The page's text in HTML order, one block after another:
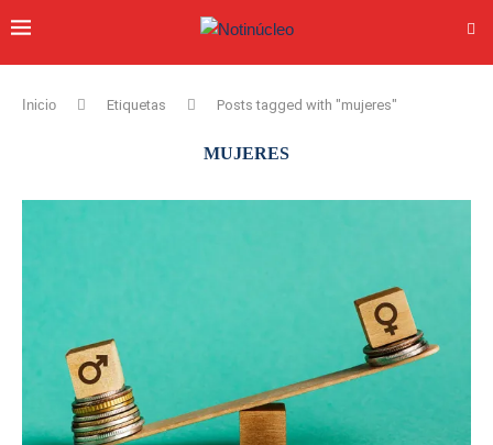
Inicio Etiquetas Posts tagged with "mujeres"
MUJERES